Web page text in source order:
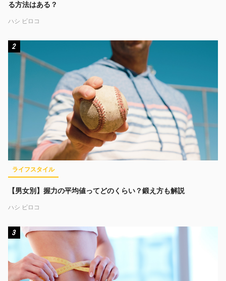
る方法はある？
ハシ ビロコ
2
ライフスタイル
【男女別】握力の平均値ってどのくらい？鍛え方も解説
ハシ ビロコ
3